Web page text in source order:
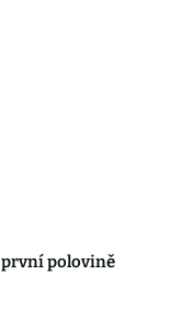
první polovině